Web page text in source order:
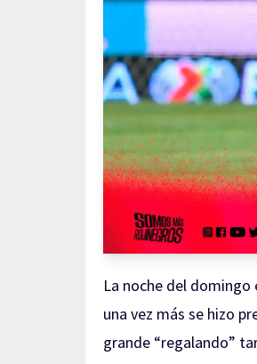
La noche del domingo
una vez más se hizo
grande “regalando”